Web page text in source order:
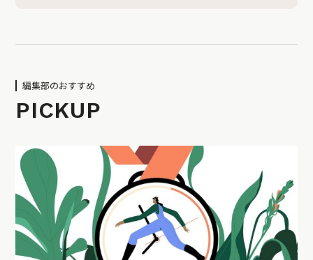
編集部のおすすめ
PICKUP